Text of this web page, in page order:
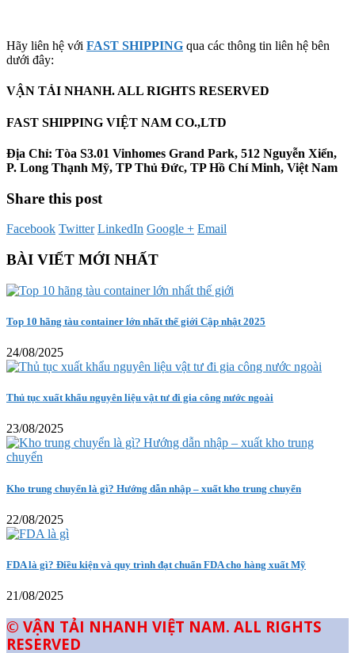
Hãy liên hệ với FAST SHIPPING qua các thông tin liên hệ bên
dưới đây:
VẬN TẢI NHANH. ALL RIGHTS RESERVED
FAST SHIPPING VIỆT NAM CO.,LTD
Địa Chỉ: Tòa S3.01 Vinhomes Grand Park, 512 Nguyễn Xiển,
P. Long Thạnh Mỹ, TP Thủ Đức, TP Hồ Chí Minh, Việt Nam
Share this post
Facebook Twitter LinkedIn Google + Email
BÀI VIẾT MỚI NHẤT
Top 10 hãng tàu container lớn nhất thế giới Cập nhật 2025
24/08/2025
Thủ tục xuất khẩu nguyên liệu vật tư đi gia công nước ngoài
23/08/2025
Kho trung chuyển là gì? Hướng dẫn nhập – xuất kho trung chuyển
22/08/2025
FDA là gì? Điều kiện và quy trình đạt chuẩn FDA cho hàng xuất Mỹ
21/08/2025
© VẬN TẢI NHANH VIỆT NAM. ALL RIGHTS
RESERVED